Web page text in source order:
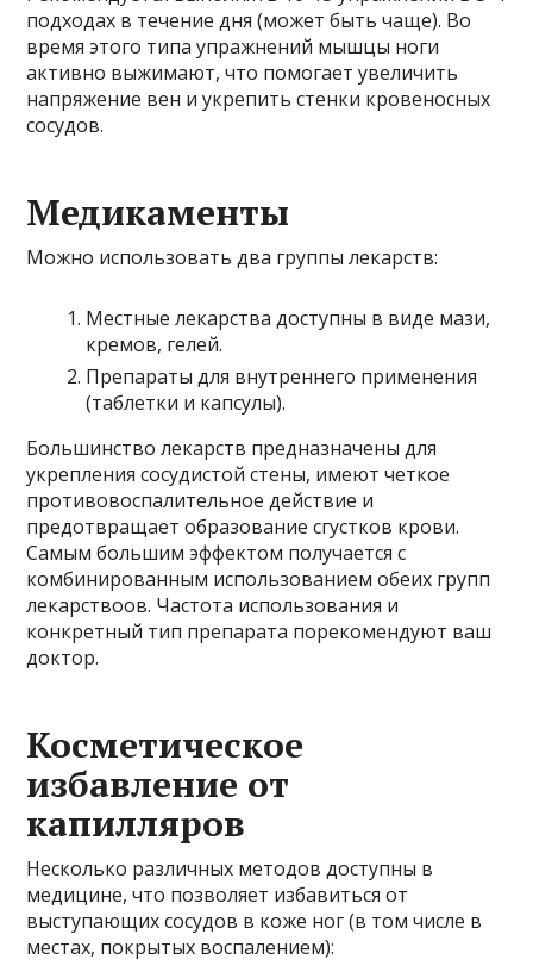
подходах в течение дня (может быть чаще). Во
время этого типа упражнений мышцы ноги
активно выжимают, что помогает увеличить
напряжение вен и укрепить стенки кровеносных
сосудов.
Медикаменты
Можно использовать два группы лекарств:
Местные лекарства доступны в виде мази,
кремов, гелей.
Препараты для внутреннего применения
(таблетки и капсулы).
Большинство лекарств предназначены для
укрепления сосудистой стены, имеют четкое
противовоспалительное действие и
предотвращает образование сгустков крови.
Самым большим эффектом получается с
комбинированным использованием обеих групп
лекарствоов. Частота использования и
конкретный тип препарата порекомендуют ваш
доктор.
Косметическое
избавление от
капилляров
Несколько различных методов доступны в
медицине, что позволяет избавиться от
выступающих сосудов в коже ног (в том числе в
местах, покрытых воспалением):